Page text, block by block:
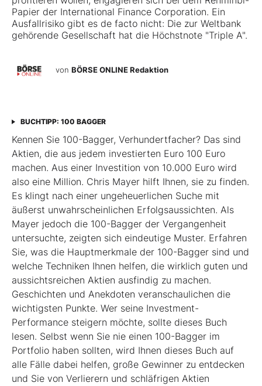
Papier der International Finance Corporation. Ein
Ausfallrisiko gibt es de facto nicht: Die zur Weltbank
gehörende Gesellschaft hat die Höchstnote "Triple A".
von BÖRSE ONLINE Redaktion
BUCHTIPP: 100 BAGGER
Kennen Sie 100-Bagger, Verhundertfacher? Das sind
Aktien, die aus jedem investierten Euro 100 Euro
machen. Aus einer Investition von 10.000 Euro wird
also eine Million. Chris Mayer hilft Ihnen, sie zu finden.
Es klingt nach einer ungeheuerlichen Suche mit
äußerst unwahrscheinlichen Erfolgsaussichten. Als
Mayer jedoch die 100-Bagger der Vergangenheit
untersuchte, zeigten sich eindeutige Muster. Erfahren
Sie, was die Hauptmerkmale der 100-Bagger sind und
welche Techniken Ihnen helfen, die wirklich guten und
aussichtsreichen Aktien ausfindig zu machen.
Geschichten und Anekdoten veranschaulichen die
wichtigsten Punkte. Wer seine Investment-
Performance steigern möchte, sollte dieses Buch
lesen. Selbst wenn Sie nie einen 100-Bagger im
Portfolio haben sollten, wird Ihnen dieses Buch auf
alle Fälle dabei helfen, große Gewinner zu entdecken
und Sie von Verlierern und schläf­rigen Aktien